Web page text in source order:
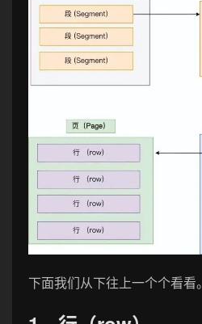
下面我们从下往上一个个看看。